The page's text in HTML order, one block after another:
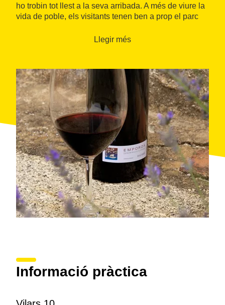
ho trobin tot llest a la seva arribada. A més de viure la
vida de poble, els visitants tenen ben a prop el parc
Llegir més
Informació pràctica